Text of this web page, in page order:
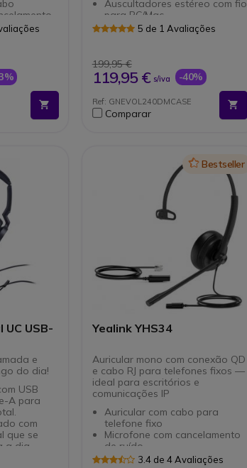
de áudio
do que
Duo
Auscultadores estéreo com fio
para PC/Mac
Concebidos para uma
digitais
Microfones com cancelamento
de ruído: bloqueiam o ruído de
Jabra SafeTone: Proteção
auditiva para o utilizador
5 de 1 Avaliações
199,95 €
119,95 € s/iva -40%
Ref: GNEVOL240DMCASE
Comparar
UC USB-
e
do dia!
USB
A para
com
que se
a dia.
IconBestseller
Yealink YHS34
Auricular mono com conexão QD
e cabo RJ para telefones fixos —
ideal para escritórios e
comunicações IP
Auricular com cabo para
telefone fixo
Microfone com cancelamento
de ruído
Vareta de 330º para ajuste
3.4 de 4 Avaliações